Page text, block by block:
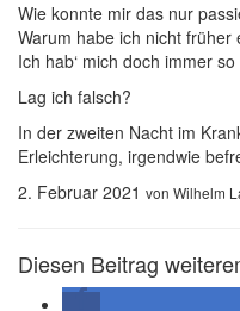
Wie konnte mir das nur
Warum habe ich nicht früher
Ich hab‘ mich doch immer
Lag ich falsch?
In der zweiten Nacht im
Erleichterung, irgendwie
2. Februar 2021 von Wilhelm
Diesen Beitrag